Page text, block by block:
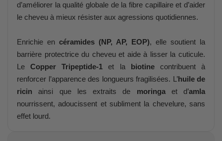
d’améliorer la qualité globale de la fibre capillaire et d’aider
le cheveu à mieux résister aux agressions quotidiennes.
Enrichie en céramides (NP, AP, EOP), elle soutient la
barrière protectrice du cheveu et aide à lisser la cuticule.
LeCopper Tripeptide-1 et la biotinecontribuent à
renforcer l’apparence des longueurs fragilisées. L’huile de
ricin ainsi que les extraits de moringaet d’amla
nourrissent, adoucissent et subliment la chevelure, sans
effet lourd.